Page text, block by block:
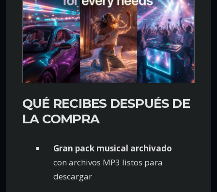
QUÉ RECIBES DESPUÉS DE
LA COMPRA
Gran pack musical archivado
con archivos MP3 listos para
descargar